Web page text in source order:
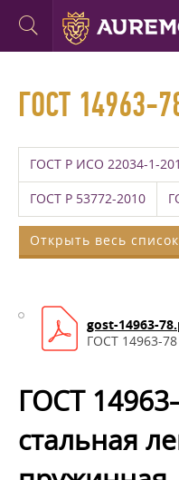
ГОСТ 14963-
ГОСТ Р ИСО 22034-1-
ГОСТ Р 53772-2010
Открыть весь список
gost-14963-
ГОСТ 14963-78
ГОСТ
стальная